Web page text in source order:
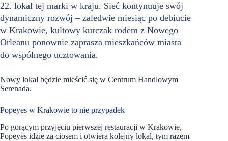
22. lokal tej marki w kraju. Sieć kontynuuje swój
dynamiczny rozwój – zaledwie miesiąc po debiucie
w Krakowie, kultowy kurczak rodem z Nowego
Orleanu ponownie zaprasza mieszkańców miasta
do wspólnego ucztowania.
Nowy lokal będzie mieścić się w Centrum Handlowym
Serenada.
Popeyes w Krakowie to nie przypadek
Po gorącym przyjęciu pierwszej restauracji w Krakowie,
Popeyes idzie za ciosem i otwiera kolejny lokal, tym razem